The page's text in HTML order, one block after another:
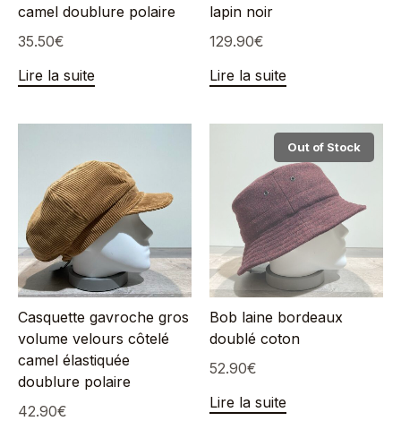
camel doublure polaire
35.50€
Lire la suite
lapin noir
129.90€
Lire la suite
Casquette gavroche gros
volume velours côtelé
camel élastiquée
doublure polaire
42.90€
Out of Stock
Bob laine bordeaux
doublé coton
52.90€
Lire la suite